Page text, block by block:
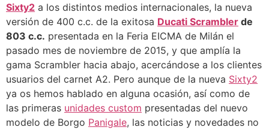
Sixty2 a los distintos medios internacionales, la nueva
versión de 400 c.c. de la exitosa Ducati Scrambler de
803 c.c. presentada en la Feria EICMA de Milán el
pasado mes de noviembre de 2015, y que amplía la
gama Scrambler hacia abajo, acercándose a los clientes
usuarios del carnet A2. Pero aunque de la nueva Sixty2
ya os hemos hablado en alguna ocasión, así como de
las primeras unidades custom presentadas del nuevo
modelo de Borgo Panigale, las noticias y novedades no